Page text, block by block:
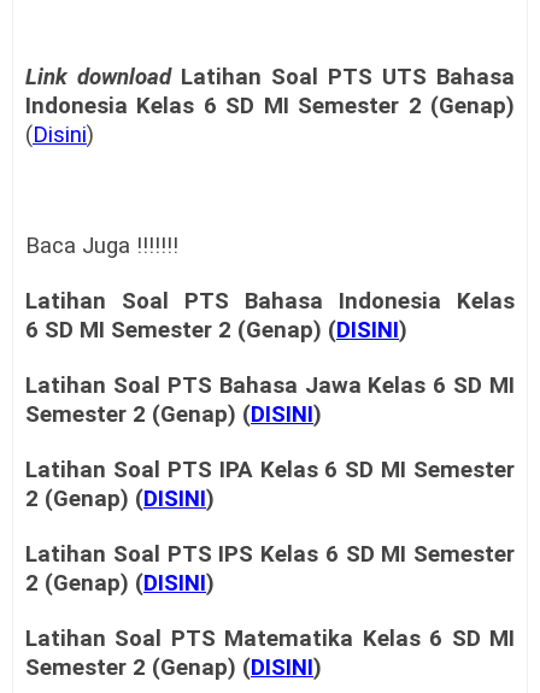
Link download Latihan Soal PTS UTS Bahasa
Indonesia Kelas 6 SD MI Semester 2 (Genap)
(Disini)
Baca Juga !!!!!!!
Latihan Soal PTS
Bahasa Indonesia Kelas
6 SD MI Semester 2 (Genap) (DISINI)
Latihan Soal PTS Bahasa Jawa Kelas 6 SD MI
Semester 2 (Genap) (DISINI)
Latihan Soal PTS IPA Kelas 6 SD MI Semester
2 (Genap) (DISINI)
Latihan Soal PTS IPS Kelas 6 SD MI Semester
2 (Genap) (DISINI)
Latihan Soal PTS Matematika Kelas 6 SD MI
Semester 2 (Genap) (DISINI)